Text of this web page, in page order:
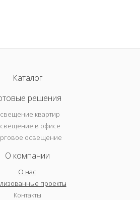
Каталог
решения
квартир
в офисе
освещение
О компании
О нас
проекты
Контакты